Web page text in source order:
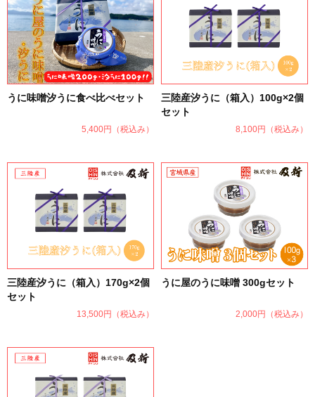
うに味噌汐うに食べ比べセット
5,400円 （税込み）
三陸産汐うに（箱入）100g×2個
セット
8,100円 （税込み）
三陸産汐うに（箱入）170g×2個
セット
13,500円 （税込み）
うに屋のうに味噌 300gセット
2,000円 （税込み）